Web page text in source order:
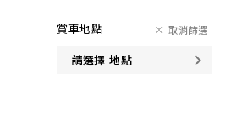
賞車地點
請選擇 地點
取消篩選